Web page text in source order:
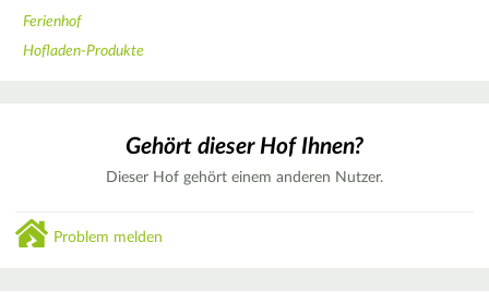
Ferienhof
Hofladen-Produkte
Gehört dieser Hof Ihnen?
Dieser Hof gehört einem anderen Nutzer.
Problem melden